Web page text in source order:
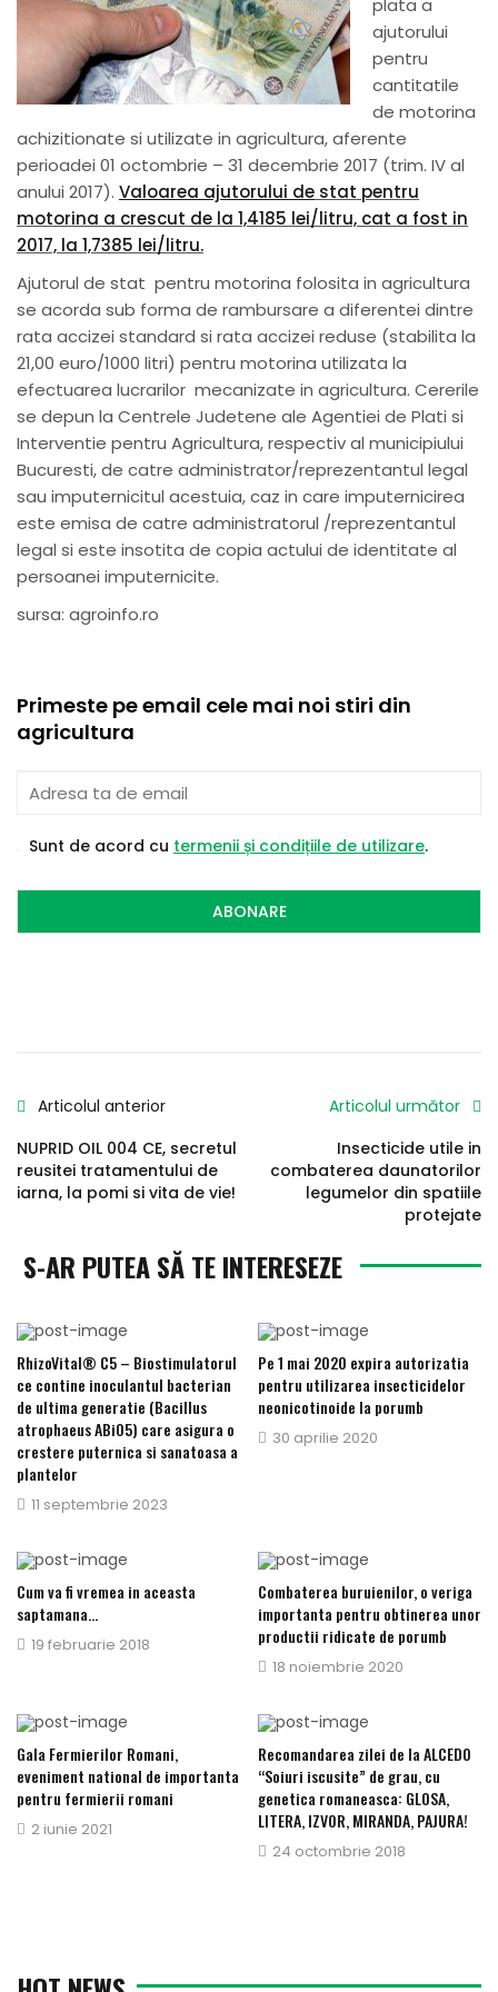
plata a
ajutorului
pentru
cantitatile
de motorina
achizitionate si utilizate in agricultura, aferente
perioadei 01 octombrie – 31 decembrie 2017 (trim. IV al
anului 2017). Valoarea ajutorului de stat pentru
motorina a crescut de la 1,4185 lei/litru, cat a fost in
2017, la 1,7385 lei/litru.
Ajutorul de stat pentru motorina folosita in agricultura
se acorda sub forma de rambursare a diferentei dintre
rata accizei standard si rata accizei reduse (stabilita la
21,00 euro/1000 litri) pentru motorina utilizata la
efectuarea lucrarilor mecanizate in agricultura. Cererile
se depun la Centrele Judetene ale Agentiei de Plati si
Interventie pentru Agricultura, respectiv al municipiului
Bucuresti, de catre administrator/reprezentantul legal
sau imputernicitul acestuia, caz in care imputernicirea
este emisa de catre administratorul /reprezentantul
legal si este insotita de copia actului de identitate al
persoanei imputernicite.
sursa: agroinfo.ro
Primeste pe email cele mai noi stiri din
agricultura
Sunt de acord cu termenii și condițiile de utilizare.
ABONARE
Articolul anterior
NUPRID OIL 004 CE, secretul
reusitei tratamentului de
iarna, la pomi si vita de vie!
Articolul următor
Insecticide utile in
combaterea daunatorilor
legumelor din spatiile
protejate
S-AR PUTEA SĂ TE INTERESEZE
RhizoVital® C5 – Biostimulatorul
ce contine inoculantul bacterian
de ultima generatie (Bacillus
atrophaeus ABi05) care asigura o
crestere puternica si sanatoasa a
plantelor
Publicat
11 septembrie 2023
Pe 1 mai 2020 expira autorizatia
pentru utilizarea insecticidelor
neonicotinoide la porumb
Publicat
30 aprilie 2020
Cum va fi vremea in aceasta
saptamana…
Publicat
19 februarie 2018
Combaterea buruienilor, o veriga
importanta pentru obtinerea unor
productii ridicate de porumb
Publicat
18 noiembrie 2020
Gala Fermierilor Romani,
eveniment national de importanta
pentru fermierii romani
Publicat
2 iunie 2021
Recomandarea zilei de la ALCEDO
“Soiuri iscusite” de grau, cu
genetica romaneasca: GLOSA,
LITERA, IZVOR, MIRANDA, PAJURA!
Publicat
24 octombrie 2018